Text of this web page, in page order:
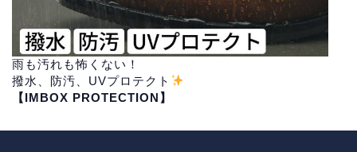
雨も汚れも怖くない！
撥水、防汚、UVプロテクト
【IMBOX PROTECTION】